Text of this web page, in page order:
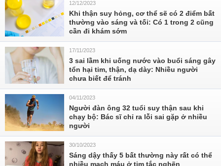
12/12/2023
Khi thận suy hỏng, cơ thể sẽ có 2 điểm bất
thường vào sáng và tối: Có 1 trong 2 cũng
cần đi khám sớm
17/11/2023
3 sai lầm khi uống nước vào buổi sáng gây
tổn hại tim, thận, dạ dày: Nhiều người
chưa biết để tránh
04/11/2023
Người đàn ông 32 tuổi suy thận sau khi
chạy bộ: Bác sĩ chỉ ra lỗi sai gặp ở nhiều
người
30/10/2023
Sáng dậy thấy 5 bất thường này rất có thể
nhiều mạch máu ở tim tắc nghẽn